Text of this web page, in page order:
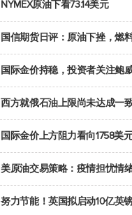
NYMEX原油下看73.14美元
国信期货日评：原油下挫，燃料油大跌
国际金价持稳，投资者关注鲍威尔
西方就俄石油上限尚未达成一致，专家
国际金价上方阻力看向1758美
美原油交易策略：疫情担忧情绪升温，
努力节能！英国拟启动10亿英镑的家庭隔热